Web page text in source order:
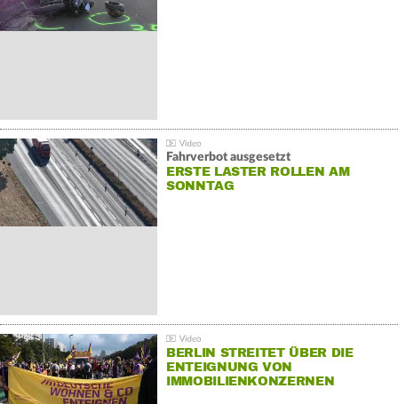
Fahrverbot ausgesetzt
ERSTE LASTER ROLLEN AM
SONNTAG
BERLIN STREITET ÜBER DIE
ENTEIGNUNG VON
IMMOBILIENKONZERNEN